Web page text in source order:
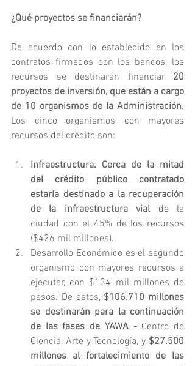
¿Qué proyectos se financiarán?
De acuerdo con lo establecido en los
contratos firmados con los bancos, los
recursos se destinarán financiar 20
proyectos de inversión, que están a cargo
de 10 organismos de la Administración.
Los cinco organismos con mayores
recursos del crédito son:
Infraestructura. Cerca de la mitad
del crédito público contratado
estaría destinado a la recuperación
de la infraestructura
vial de la
ciudad con el 45% de los recursos
($426 mil millones).
Desarrollo Económico es el segundo
organismo con mayores recursos a
ejecutar, con $134 mil millones de
pesos. De estos, $106.710 millones
se destinarán para la continuación
de las fases de YAWA - Centro de
Ciencia, Arte y Tecnología, y $27.500
millones al fortalecimiento de las